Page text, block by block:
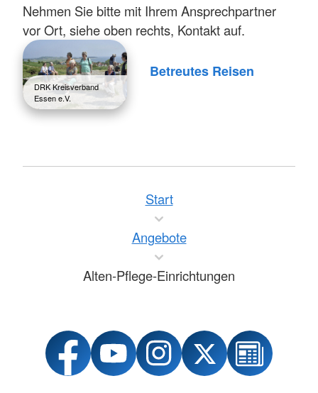
Nehmen Sie bitte mit Ihrem Ansprechpartner
vor Ort, siehe oben rechts, Kontakt auf.
DRK Kreisverband
Essen e.V.
Betreutes Reisen
Start
Angebote
Alten-Pflege-Einrichtungen